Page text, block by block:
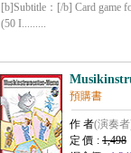
[b]Subtitle：[/b] Card game
(50 I.........
預購書
作 者(演奏
定 價 : 1,498